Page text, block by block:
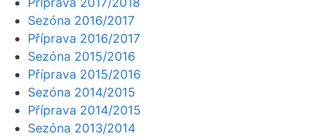
Sezóna 2016/2017
Příprava 2016/2017
Sezóna 2015/2016
Příprava 2015/2016
Sezóna 2014/2015
Příprava 2014/2015
Sezóna 2013/2014